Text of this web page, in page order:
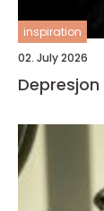
inspiration
02. July 2026